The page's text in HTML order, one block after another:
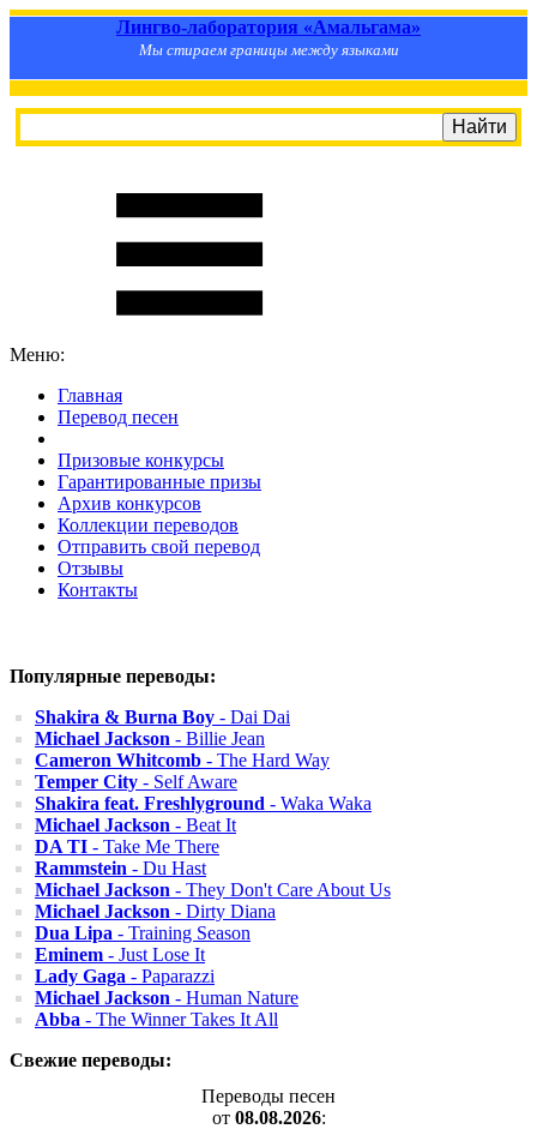
Лингво-лаборатория «Амальгама»
Мы стираем границы между языками
Меню:
Главная
Перевод песен
Призовые конкурсы
Гарантированные призы
Архив конкурсов
Коллекции переводов
Отправить свой перевод
Отзывы
Контакты
Популярные переводы:
Shakira & Burna Boy - Dai Dai
Michael Jackson - Billie Jean
Cameron Whitcomb - The Hard Way
Temper City - Self Aware
Shakira feat. Freshlyground - Waka Waka
Michael Jackson - Beat It
DA TI - Take Me There
Rammstein - Du Hast
Michael Jackson - They Don't Care About Us
Michael Jackson - Dirty Diana
Dua Lipa - Training Season
Eminem - Just Lose It
Lady Gaga - Paparazzi
Michael Jackson - Human Nature
Abba - The Winner Takes It All
Свежие переводы:
Переводы песен
от 08.08.2026: